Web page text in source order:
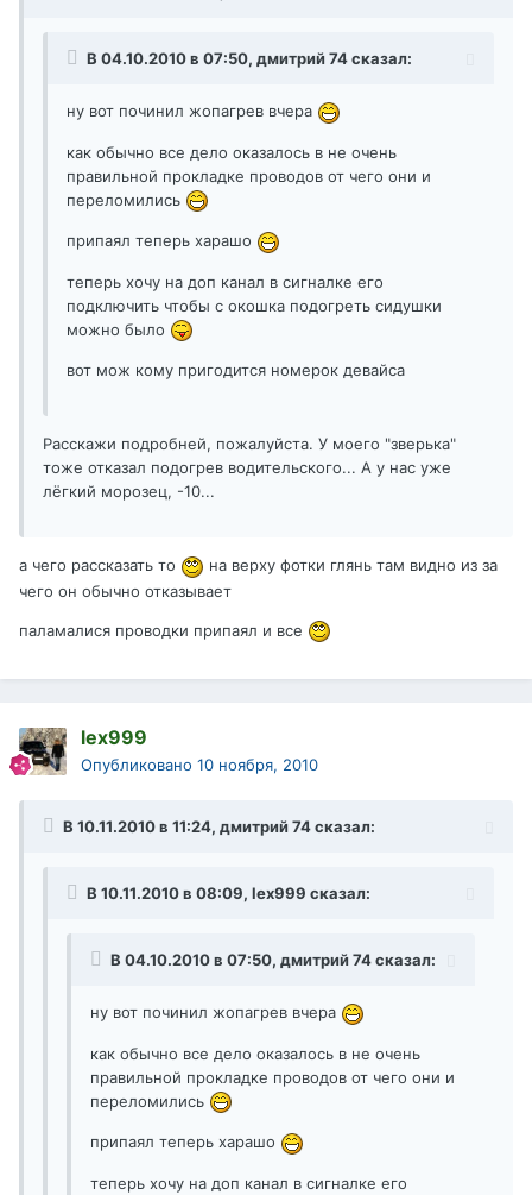
В 04.10.2010 в 07:50, дмитрий 74 сказал:
ну вот починил жопагрев вчера
как обычно все дело оказалось в не очень
правильной прокладке проводов от чего они и
переломились
припаял теперь харашо
теперь хочу на доп канал в сигналке его
подключить чтобы с окошка подогреть сидушки
можно было
вот мож кому пригодится номерок девайса
Расскажи подробней, пожалуйста. У моего "зверька"
тоже отказал подогрев водительского... А у нас уже
лёгкий морозец, -10...
а чего рассказать то
на верху фотки глянь там видно из за
чего он обычно отказывает
паламалися проводки припаял и все
lex999
Опубликовано 10 ноября, 2010
В 10.11.2010 в 11:24, дмитрий 74 сказал:
В 10.11.2010 в 08:09, lex999 сказал:
В 04.10.2010 в 07:50, дмитрий 74 сказал:
ну вот починил жопагрев вчера
как обычно все дело оказалось в не очень
правильной прокладке проводов от чего они и
переломились
припаял теперь харашо
теперь хочу на доп канал в сигналке его